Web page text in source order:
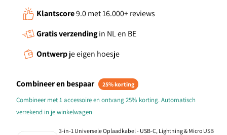
Klantscore9.0 met 16.000+ reviews
Gratis verzendingin NL en BE
Ontwerpje eigen hoesje
Combineer en bespaar 25% korting
Combineer met 1 accessoire en ontvang 25% korting. Automatisch
verrekend in je winkelwagen
3-in-1 Universele Oplaadkabel - USB-C, Lightning & Micro USB